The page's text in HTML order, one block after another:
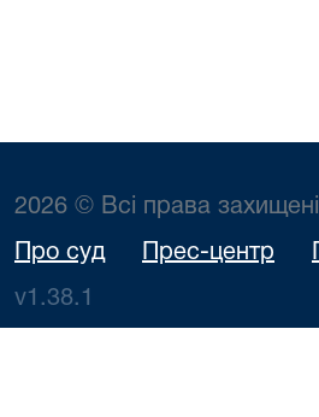
2026 © Всі права захищені
Про суд Прес-центр
v1.38.1